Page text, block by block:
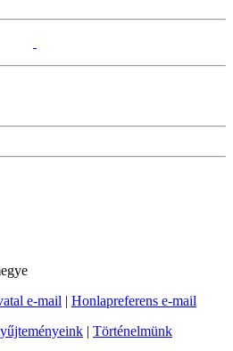
e-mail | Honlapreferens e-mail
| Történelmünk